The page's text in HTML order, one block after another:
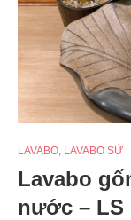
LAVABO LAVABO SỨ
Lavabo
nước – LS